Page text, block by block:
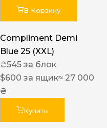
В Корзину
Compliment Demi
Blue 25 (XXL)
₴545 за блок
$600 за ящик≈ 27 000
₴
Купить